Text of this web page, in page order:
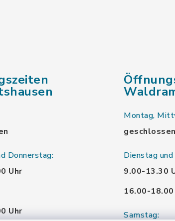
Donnerstag:
Uhr
Uhr
Montag,
geschlossen
Dienstag
9.00-13.30
16.00-18.00
Samstag: